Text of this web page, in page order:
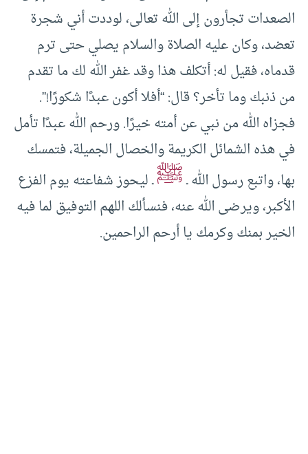
الصعدات تجأرون إلى الله تعالى، لوددت أني شجرة
تعضد، وكان عليه الصلاة والسلام يصلي حتى ترم
قدماه، فقيل له: أتكلف هذا وقد غفر الله لك ما تقدم
من ذنبك وما تأخر؟ قال: “أفلا أكون عبدًا شكورًا!”.
فجزاه الله من نبي عن أمته خيرًا. ورحم الله عبدًا تأمل
في هذه الشمائل الكريمة والخصال الجميلة، فتمسك
بها، واتبع رسول الله ـﷺـ ليحوز شفاعته يوم الفزع
الأكبر، ويرضى الله عنه، فنسألك اللهم التوفيق لما فيه
الخير بمنك وكرمك يا أرحم الراحمين.